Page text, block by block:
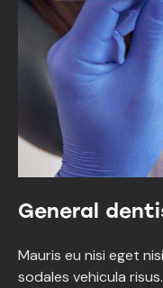
General
Mauris eu nisi eget
sodales vehicula